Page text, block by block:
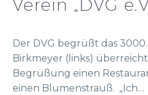
Verein „DVG
Der DVG begrüßt das
Birkmeyer (links)
Begrüßung einen
einen Blumenstrauß. „Ich…